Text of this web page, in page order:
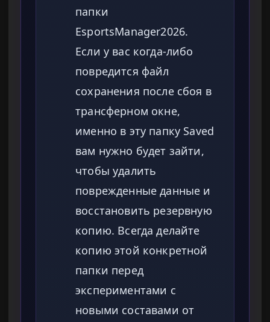
папки
EsportsManager2026.
Если у вас когда-либо
повредится файл
сохранения после сбоя в
трансферном окне,
именно в эту папку Saved
вам нужно будет зайти,
чтобы удалить
поврежденные данные и
восстановить резервную
копию. Всегда делайте
копию этой конкретной
папки перед
экспериментами с
новыми составами от